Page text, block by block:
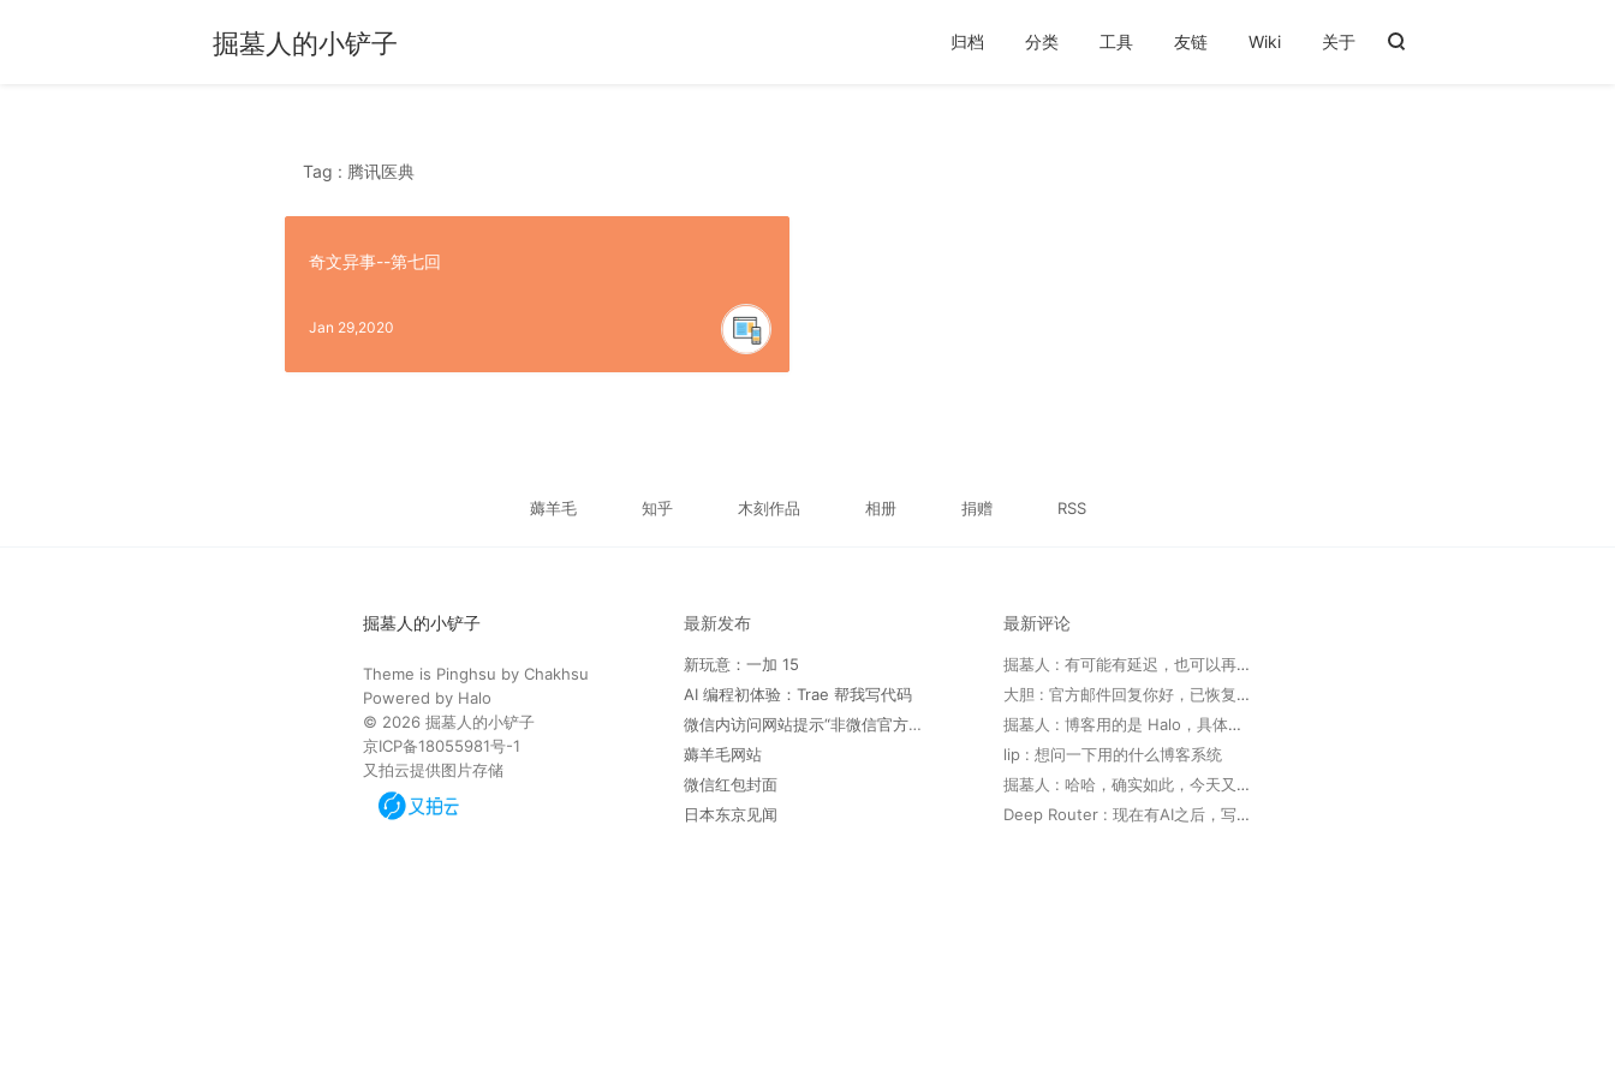
掘墓人的小铲子 归档 分类 工具 友链 Wiki 关于
Tag : 腾讯医典
奇文异事--第七回
Jan 29,2020
薅羊毛 知乎 木刻作品 相册 捐赠 RSS
掘墓人的小铲子
Theme is Pinghsu by Chakhsu
Powered by Halo
© 2026 掘墓人的小铲子
京ICP备18055981号-1
又拍云提供图片存储
最新发布
新玩意：一加 15
AI 编程初体验：Trae 帮我写代码
微信内访问网站提示“非微信官方网页，请确认是否继续访问”
薅羊毛网站
微信红包封面
日本东京见闻
最新评论
掘墓人 : 有可能有延迟，也可以再次发邮件确认
大胆 : 官方邮件回复你好，已恢复，请查实。 但实际未恢复
掘墓人 : 博客用的是 Halo，具体可以看下 https://www.halo.run 。
lip : 想问一下用的什么博客系统
掘墓人 : 哈哈，确实如此，今天又用 Trae 写了个软件，太高效了
Deep Router : 现在有AI之后，写代码真的方便了好多，多出来很多coffee time